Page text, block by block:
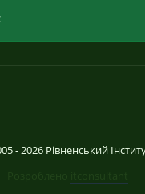
- 2026 Рівненський